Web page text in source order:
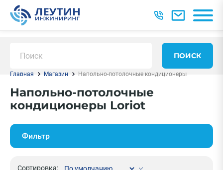
ПОИСК
Главная Магазин Напольно-потолочные кондиционеры
Напольно-потолочные
кондиционеры Loriot
Фильтр
Сортировка: